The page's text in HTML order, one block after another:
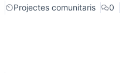
Projectes comunitaris
0